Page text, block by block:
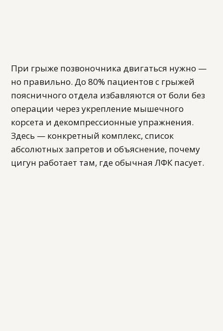
При грыже позвоночника двигаться нужно —
но правильно. До 80% пациентов с грыжей
поясничного отдела избавляются от боли без
операции через укрепление мышечного
корсета и декомпрессионные упражнения.
Здесь — конкретный комплекс, список
абсолютных запретов и объяснение, почему
цигун работает там, где обычная ЛФК пасует.